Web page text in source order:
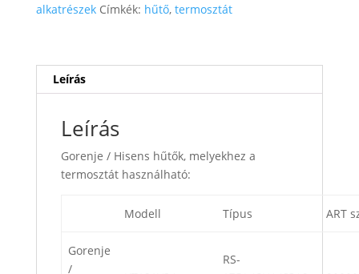
mennyiség
alkatrészek Címkék: hűtő, termosztát
Leírás
Leírás
Gorenje / Hisens hűtők, melyekhez a
termosztát használható:
Modell Típus ART
Gorenje
/
RS-